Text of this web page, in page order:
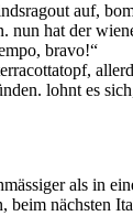
auf,
nun hat der
bravo!“
lohnt es
als in
nächsten